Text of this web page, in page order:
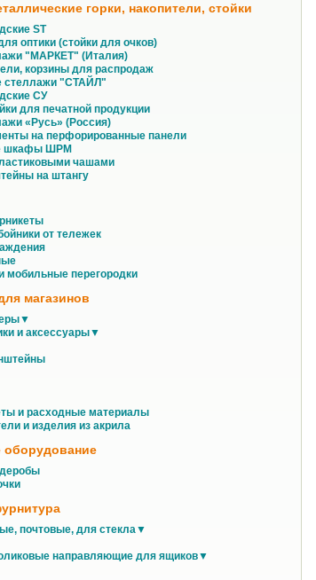
горки, накопители, стойки
ST
оптики (стойки для очков)
"МАРКЕТ" (Италия)
корзины для распродаж
стеллажи "СТАЙЛ"
СУ
для печатной продукции
«Русь» (Россия)
на перфорированные панели
шкафы ШРМ
чашами
на штангу
от тележек
мобильные перегородки
магазинов
и аксессуары▼
и расходные материалы
и изделия из акрила
оборудование
почтовые, для стекла▼
направляющие для ящиков▼